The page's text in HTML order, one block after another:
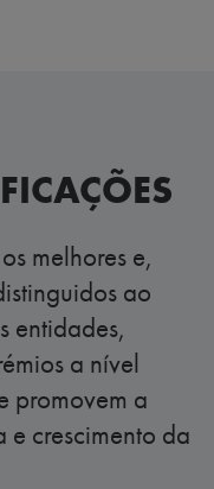
melhores e,
ao
entidades,
a nível
promovem a
crescimento da